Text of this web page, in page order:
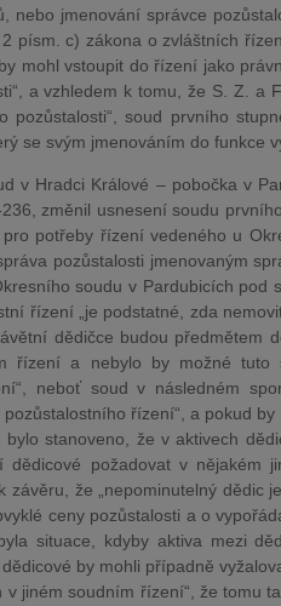
nebo jmenování správce
písm. c) zákona o zvláštních
mohl vstoupit do řízení jako
a vzhledem k tomu, že S. Z. a
soud prvního
se svým jmenováním do funkce
v Hradci Králové – pobočka v
změnil usnesení soudu
potřeby řízení vedeného u
pozůstalosti jmenovaným
soudu v Pardubicích pod
řízení „je podstatné, zda
dědičce budou předmětem
řízení a nebylo by možné tuto
neboť soud v následném
řízení“, a pokud
stanoveno, že v aktivech
dědicové požadovat v nějakém
závěru, že „nepominutelný dědic
ceny pozůstalosti a o
situace, kdyby aktiva mezi
by mohli případně
jiném soudním řízení“, že tomu